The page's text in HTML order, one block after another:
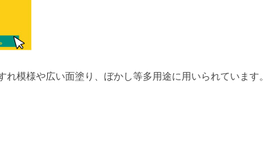
模様や広い面塗り、ぼかし等多用途に用いられています。